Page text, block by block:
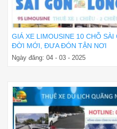
GIÁ XE LIMOUSINE 10 CHỖ
ĐỜI MỚI, ĐƯA ĐÓN TẬN NƠI
Ngày đăng: 04 - 03 - 2025